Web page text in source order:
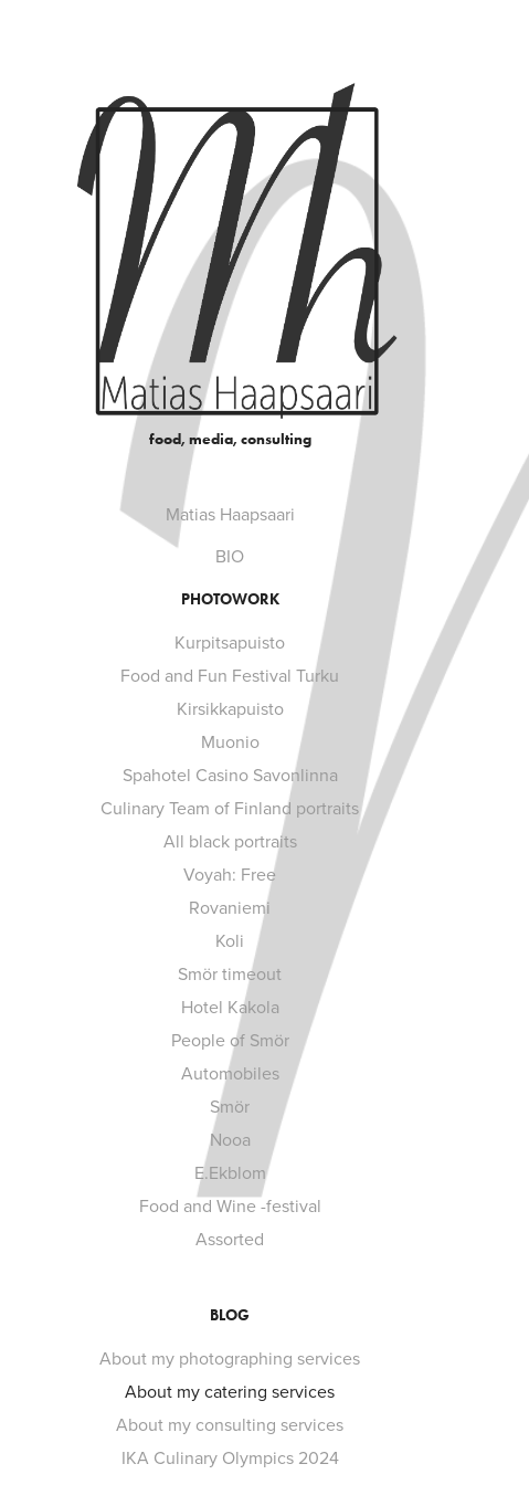
food, media, consulting
Matias Haapsaari
BIO
PHOTOWORK
Kurpitsapuisto
Food and Fun Festival Turku
Kirsikkapuisto
Muonio
Spahotel Casino Savonlinna
Culinary Team of Finland portraits
All black portraits
Voyah: Free
Rovaniemi
Koli
Smör timeout
Hotel Kakola
People of Smör
Automobiles
Smör
Nooa
E.Ekblom
Food and Wine -festival
Assorted
BLOG
About my photographing services
About my catering services
About my consulting services
IKA Culinary Olympics 2024